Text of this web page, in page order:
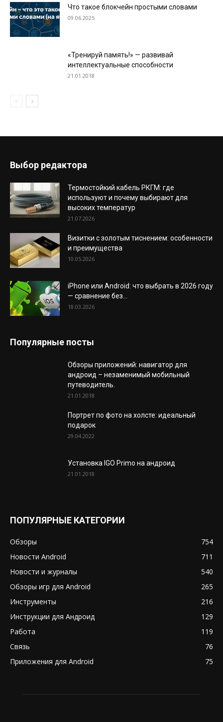
Что такое блокчейн простыми словами
09.06.2025
«Тренируй память!» — развивай
интеллектуальные способности
21.01.2018
Выбор редактора
Термостойкий кабель РКГМ: где
используют и почему выбирают для
высоких температур
21.07.2026
Визитки с золотым тиснением: особенности
и преимущества
10.05.2026
iPhone или Android: что выбрать в 2026 году
— сравнение без...
18.03.2026
Популярные посты
Обзоры приложений: навигатор для
андроид – незаменимый мобильный
путеводитель.
21.01.2018
Портрет по фото на холсте: идеальный
подарок
29.04.2022
Установка IGO Primo на андроид
21.01.2018
ПОПУЛЯРНЫЕ КАТЕГОРИИ
Обзоры
754
Новости Android
711
Новости и журналы
540
Обзоры игр для Android
265
Инструменты
216
Инструкции для Андроид
129
Работа
119
Связь
76
Приложения для Android
75